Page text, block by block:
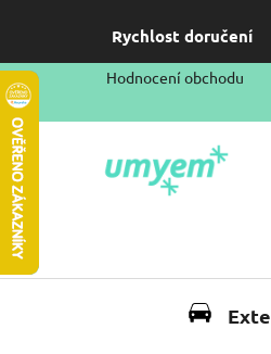
obsah
Rychlost doručení
Hodnocení obchodu